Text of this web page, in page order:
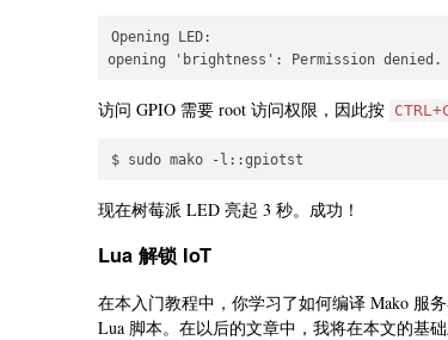
Opening LED:
访问 GPIO 需要 root 访问权限，因此按
现在树莓派 LED 亮起 3 秒。成功！
Lua 解锁 IoT
在本入门教程中，你学习了如何编译 Mako 服
Lua 脚本。在以后的文章中，我将在本文的基础